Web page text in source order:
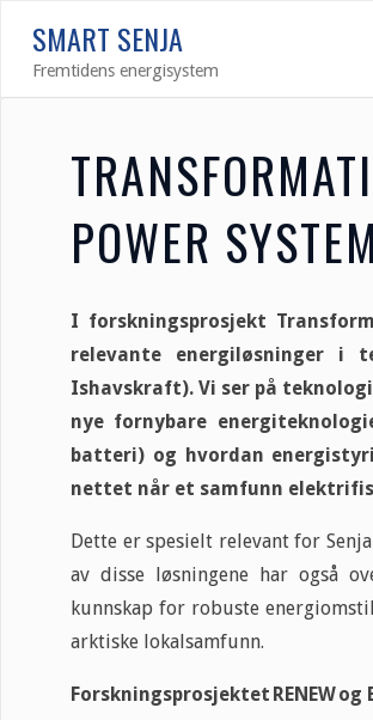
content
SMART SENJA
Fremtidens energisystem
POWER
I forskningsprosjekt
relevante energiløsninger i
Ishavskraft). Vi ser på
nye fornybare
batteri) og hvordan
nettet når et samfunn
Dette er spesielt relevant for
av disse løsningene har også
kunnskap for robuste
arktiske lokalsamfunn.
Forskningsprosjektet RENEW